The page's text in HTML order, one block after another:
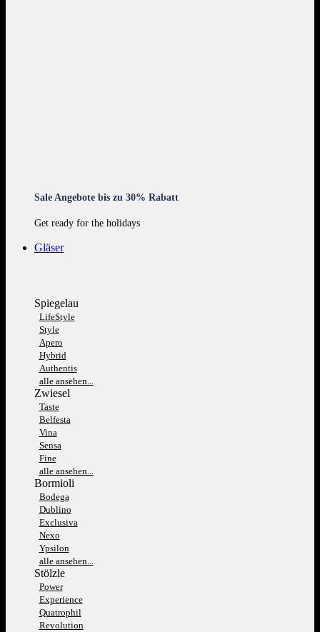
Sale Angebote bis zu 30% Rabatt
Get ready for the holidays
Gläser
Spiegelau
LifeStyle
Style
Apero
Hybrid
Authentis
alle ansehen...
Zwiesel
Taste
Belfesta
Vina
Sensa
Fine
alle ansehen...
Bormioli
Bodega
Dublino
Exclusiva
Nexo
Ypsilon
alle ansehen...
Stölzle
Power
Experience
Quatrophil
Revolution